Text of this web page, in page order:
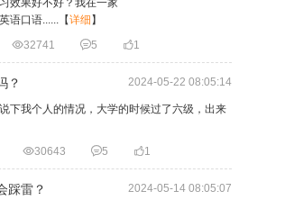
效果好不好？我在一家
语口语...... 【详细 】
32741 5 1
？ 2024-05-22 08:05:14
下我个人的情况，大学的时候过了六级，出来
30643 5 1
踩雷？ 2024-05-14 08:05:07